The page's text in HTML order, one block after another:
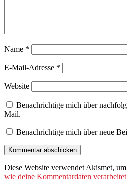
Name *
E-Mail-Adresse *
Website
Benachrichtige mich über
Mail.
Benachrichtige mich über neue
Diese Website verwendet Akismet,
wie deine Kommentardaten